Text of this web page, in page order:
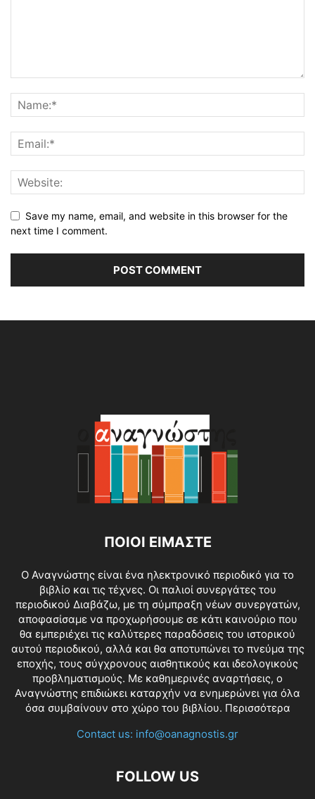
Save my name, email, and website in this browser for the
next time I comment.
ΠΟΙΟΙ ΕΙΜΑΣΤΕ
O Αναγνώστης είναι ένα ηλεκτρονικό περιοδικό για το
βιβλίο και τις τέχνες. Οι παλιοί συνεργάτες του
περιοδικού Διαβάζω, με τη σύμπραξη νέων συνεργατών,
αποφασίσαμε να προχωρήσουμε σε κάτι καινούριο που
θα εμπεριέχει τις καλύτερες παραδόσεις του ιστορικού
αυτού περιοδικού, αλλά και θα αποτυπώνει το πνεύμα της
εποχής, τους σύγχρονους αισθητικούς και ιδεολογικούς
προβληματισμούς. Με καθημερινές αναρτήσεις, ο
Αναγνώστης επιδιώκει καταρχήν να ενημερώνει για όλα
όσα συμβαίνουν στο χώρο του βιβλίου. Περισσότερα
Contact us: info@oanagnostis.gr
FOLLOW US